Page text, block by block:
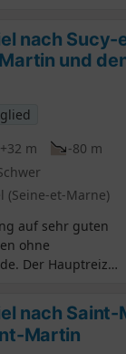
nach Sucy-
und
+32 m
-80 m
(Seine-et-Marne)
auf sehr guten
ohne
Der Hauptreiz
Bewohner
nach Saint-
Martin